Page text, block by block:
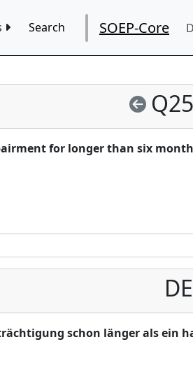
Search SOEP-Core
for longer than six
DE
schon länger als ein